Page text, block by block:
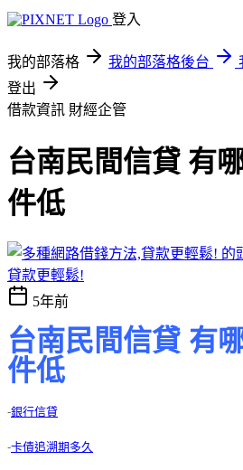
登入
我的部落格 我的部落格後台
登出
借款資訊 財經企管
台南民間信貸 有
件低
貸款更輕鬆!
5年前
台南民間信貸 有
件低
-銀行信貸
-卡債追溯期多久